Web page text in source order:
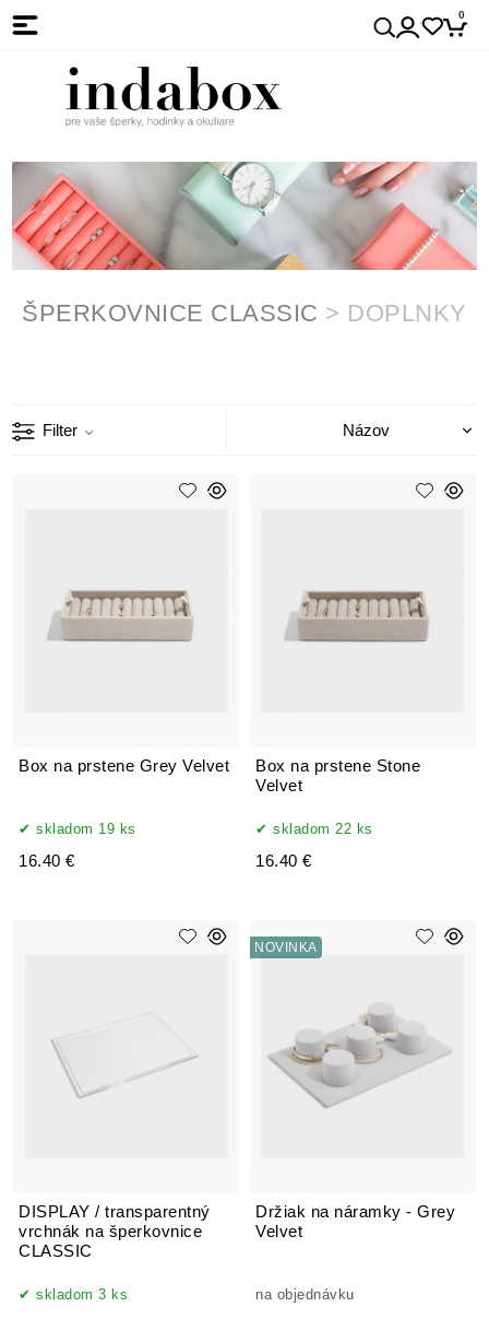
0
ŠPERKOVNICE CLASSIC > DOPLNKY
Filter
Box na prstene Grey Velvet
skladom 19 ks
16.40 €
Box na prstene Stone
Velvet
skladom 22 ks
16.40 €
DISPLAY / transparentný
vrchnák na šperkovnice
CLASSIC
skladom 3 ks
Držiak na náramky - Grey
Velvet
NOVINKA
na objednávku